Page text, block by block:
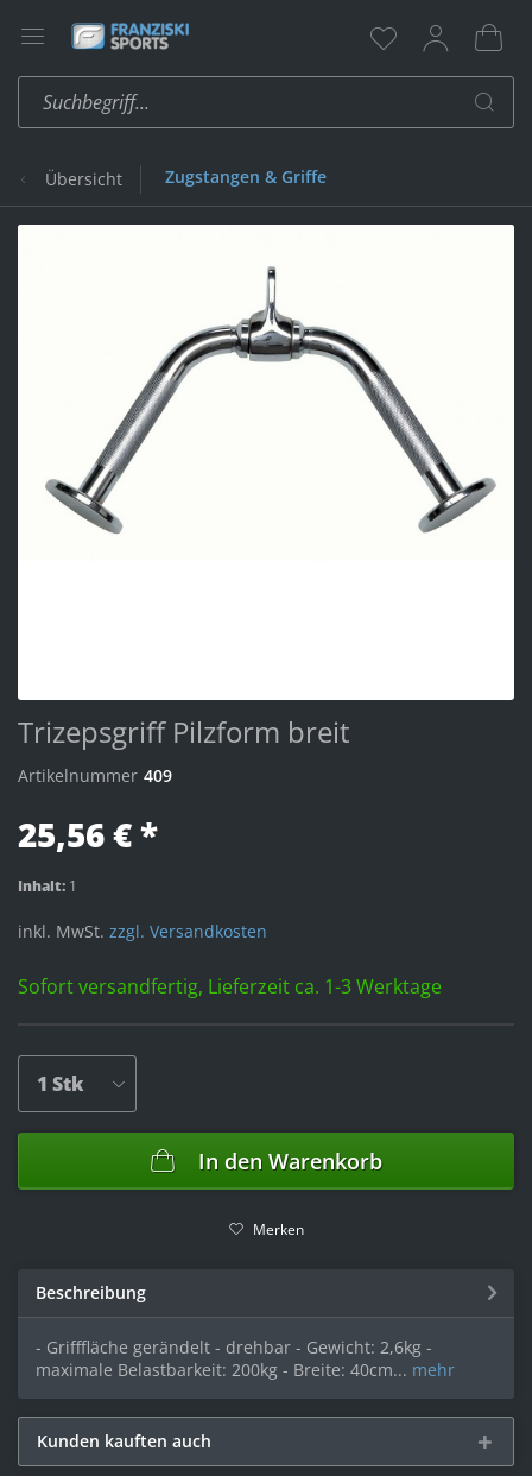
Übersicht Zugstangen & Griffe
Trizepsgriff Pilzform breit
Artikelnummer 409
25,56 € *
Inhalt: 1
inkl. MwSt. zzgl. Versandkosten
Sofort versandfertig, Lieferzeit ca. 1-3 Werktage
In den Warenkorb
Merken
Beschreibung
- Grifffläche gerändelt - drehbar - Gewicht: 2,6kg -
maximale Belastbarkeit: 200kg - Breite: 40cm... mehr
Kunden kauften auch